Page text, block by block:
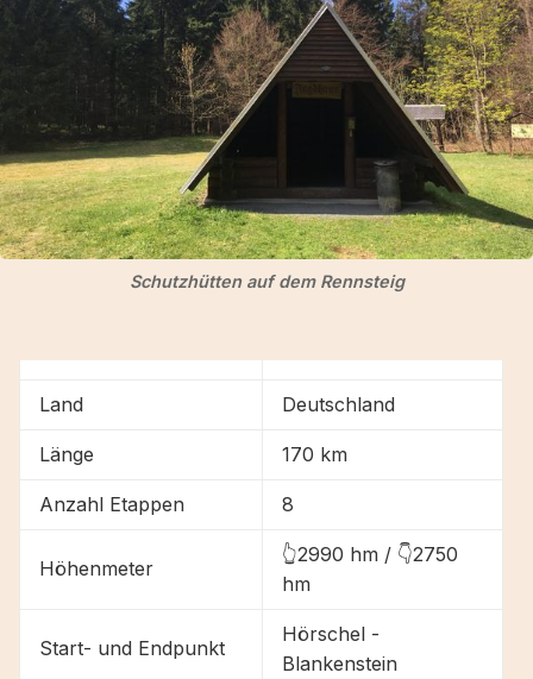
Der GR 223 - Cami des Cavalls in Menorca
Fazit
Schutzhütten auf dem Rennsteig
Land Deutschland
Länge 170 km
Anzahl Etappen 8
Höhenmeter
👆2990 hm / 👇2750
hm
Start- und Endpunkt
Hörschel -
Blankenstein